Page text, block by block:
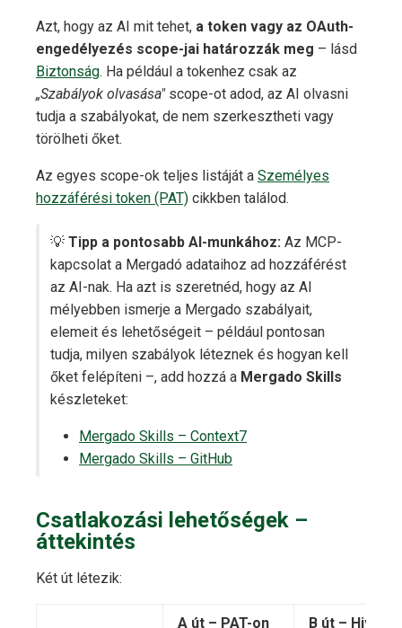
Azt, hogy az AI mit tehet, a token vagy az OAuth-
engedélyezés scope-jai határozzák meg – lásd
Biztonság. Ha például a tokenhez csak az
„Szabályok olvasása"scope-ot adod, az AI olvasni
tudja a szabályokat, de nem szerkesztheti vagy
törölheti őket.
Az egyes scope-ok teljes listáját a Személyes
hozzáférési token (PAT) cikkben találod.
💡 Tipp a pontosabb AI-munkához: Az MCP-
kapcsolat a Mergadó adataihoz ad hozzáférést
az AI-nak. Ha azt is szeretnéd, hogy az AI
mélyebben ismerje a Mergado szabályait,
elemeit és lehetőségeit – például pontosan
tudja, milyen szabályok léteznek és hogyan kell
őket felépíteni –, add hozzá a Mergado Skills
készleteket:
Mergado Skills – Context7
Mergado Skills – GitHub
Csatlakozási lehetőségek –
áttekintés
Két út létezik:
A út – PAT-on
B út –